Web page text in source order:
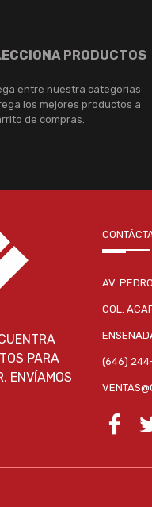
PRODUCTOS
entre nuestra categorías
los mejores productos a
de compras.
PARA
ENVÍAMOS
AV.
COL.
(646)